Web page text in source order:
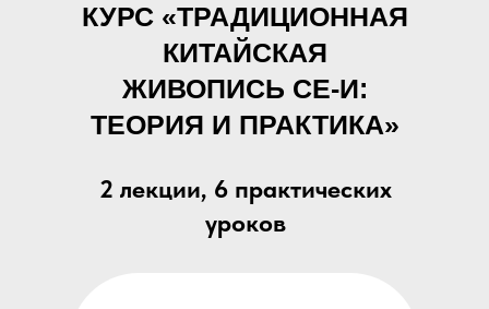
КУРС «ТРАДИЦИОННАЯ
КИТАЙСКАЯ
ЖИВОПИСЬ СЕ-И:
ТЕОРИЯ И ПРАКТИКА»
2 лекции, 6 практических
уроков